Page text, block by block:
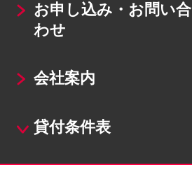
お申し込み・お問い合
わせ
会社案内
貸付条件表